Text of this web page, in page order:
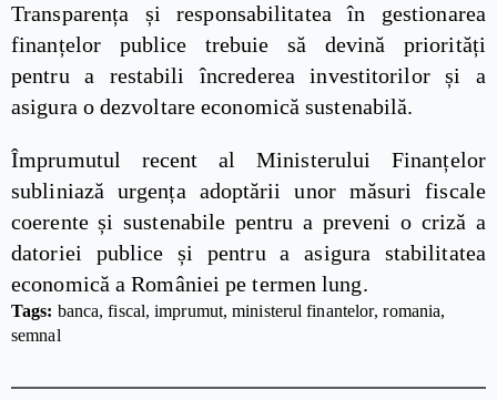
Transparența și responsabilitatea în gestionarea
finanțelor publice trebuie să devină priorități
pentru a restabili încrederea investitorilor și a
asigura o dezvoltare economică sustenabilă.
Împrumutul recent al Ministerului Finanțelor
subliniază urgența adoptării unor măsuri fiscale
coerente și sustenabile pentru a preveni o criză a
datoriei publice și pentru a asigura stabilitatea
economică a României pe termen lung.
Tags: banca fiscal imprumut ministerul finantelor romania
semnal